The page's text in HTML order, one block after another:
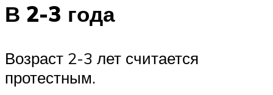
В 2-3 года
Возраст 2-3 лет считается
протестным.